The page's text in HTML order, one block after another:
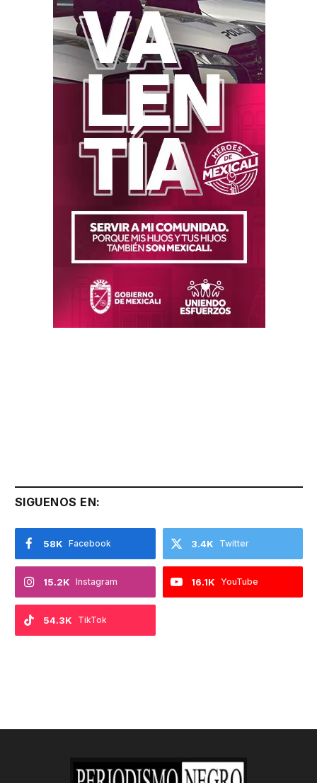
SIGUENOS EN:
Facebook
58K Twitter
3.4K
Instagram
15.2K YouTube
16.1K
TikTok
54.3K